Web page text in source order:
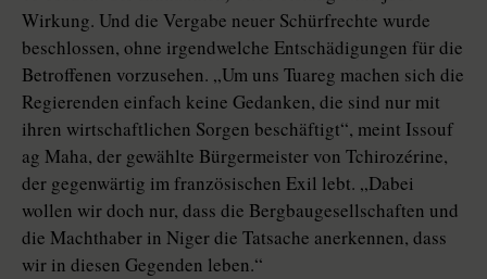
Wirkung. Und die Vergabe neuer Schürfrechte wurde
beschlossen, ohne irgendwelche Entschädigungen für die
Betroffenen vorzusehen. „Um uns Tuareg machen sich die
Regierenden einfach keine Gedanken, die sind nur mit
ihren wirtschaftlichen Sorgen beschäftigt“, meint Issouf
ag Maha, der gewählte Bürgermeister von Tchirozérine,
der gegenwärtig im französischen Exil lebt. „Dabei
wollen wir doch nur, dass die Bergbaugesellschaften und
die Machthaber in Niger die Tatsache anerkennen, dass
wir in diesen Gegenden leben.“